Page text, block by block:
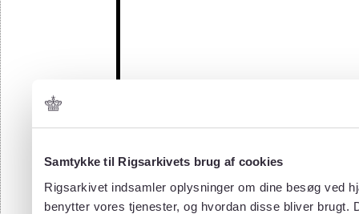
Samtykke til Rigsarkivets brug af cookies
Rigsarkivet indsamler oplysninger om dine besøg ved
benytter vores tjenester, og hvordan disse bliver